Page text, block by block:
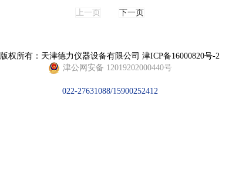
上一页 下一页
版权所有：天津德力仪器设备有限公司 津ICP备16000820号-2
津公网安备 12019202000440号
022-27631088/15900252412